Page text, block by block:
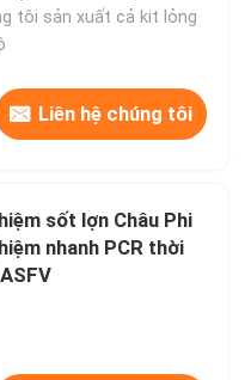
tôi sản xuất cả kit lỏng
Liên hệ chúng tôi
sốt lợn Châu Phi
nhanh PCR thời